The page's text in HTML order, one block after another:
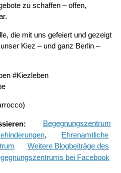
zu schaffen – offen,
die mit uns gefeiert und gezeigt
Kiez – und ganz Berlin –
#Kiezleben
Begegnungszentrum
,
Ehrenamtliche
Weitere Blogbeiträge des
bei Facebook